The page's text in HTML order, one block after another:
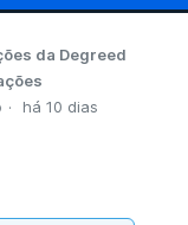
da Degreed
há 10 dias